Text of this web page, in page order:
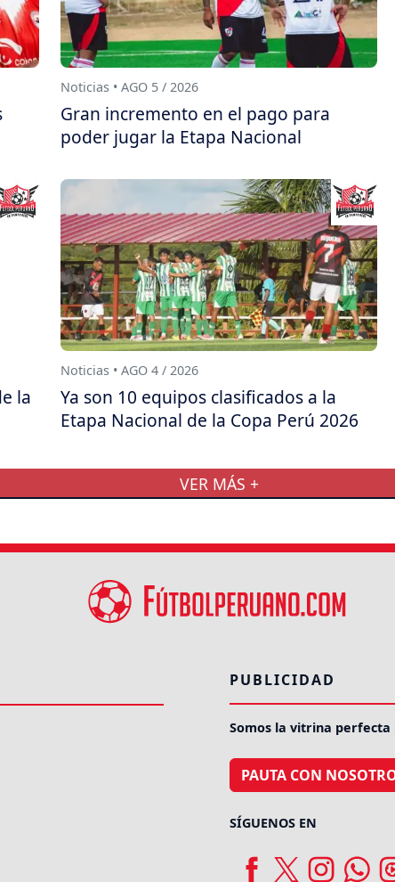
Noticias • AGO 5 / 2026
Gran incremento en el pago para
poder jugar la Etapa Nacional
la
Noticias • AGO 4 / 2026
Ya son 10 equipos clasificados a la
Etapa Nacional de la Copa Perú 2026
VER MÁS +
PUBLICIDAD
Somos la vitrina
PAUTA CON
SÍGUENOS EN